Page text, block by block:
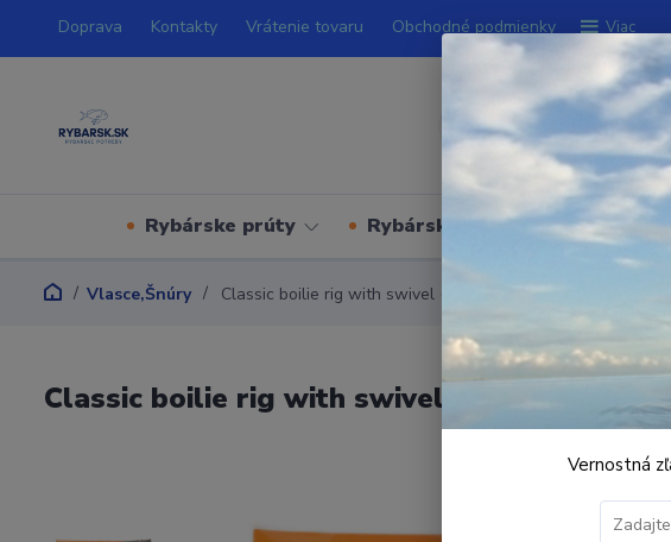
Doprava Kontakty Vrátenie tovaru Obchodné podmienky Viac
Rybárske prúty Rybárske navijáky
Vlasce,Šnúry Classic boilie rig with swivel (No.2 - camo)
Classic boilie rig with swivel (No.2 - camo)
Vernostná